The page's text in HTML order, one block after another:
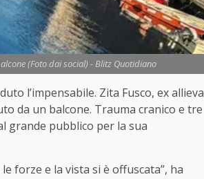
(Foto dai social) - Blitz Quotidiano
l’impensabile. Zita Fusco, ex allieva
da un balcone. Trauma cranico e tre
grande pubblico per la sua
forze e la vista si è offuscata”, ha